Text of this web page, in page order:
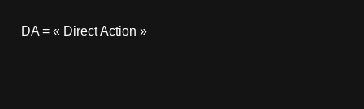
DA = « Direct Action »